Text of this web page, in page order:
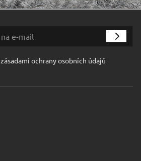
zásadami ochrany osobních údajů